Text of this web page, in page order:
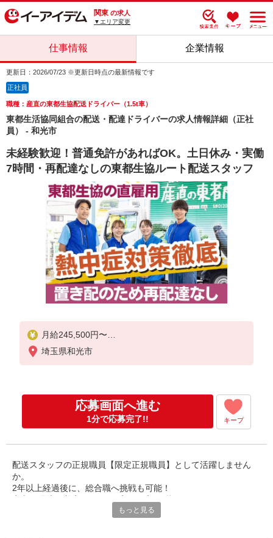
関東 の求人
▼エリア変更
仕事情報 企業情報
更新日：2026/07/23 ※更新日時点の最新情報です
正社員
職種：産直の東都生協配送ドライバー（1.5t車）
東都生活協同組合の配送・配達ドライバーの求人情報詳細（正社
員） - 和光市
未経験歓迎！普通免許があればOK。土日休み・実働
7時間・再配達なしの東都生協ルート配送スタッフ
月給245,500円〜
※残業代別途支給
※酷暑手当支給(2,000円／7〜9月)
月収：275,500円
基本給：245,500円＋残業代：30,000円（残業12時
※別途諸手当あり
★正規職員（総合職）※正社員の年収モデル例★
25歳（限定正規4年目・独身）＝年収345万円
30歳（限定正規から正規職員に登用・入職9年目・副
センター長・独身）＝年収416万円
埼玉県和光市
応募画面へ進む
1分で応募完了!! キープ
配送スタッフの正規職員【限定正規職員】として活躍しません
か。
2年以上経過後に、総合職へ挑戦も可能！
もっと見る